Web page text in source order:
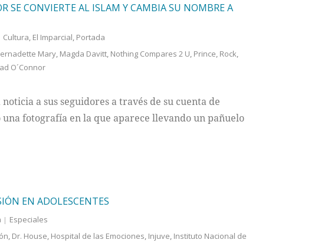
SE CONVIERTE AL ISLAM Y CAMBIA SU NOMBRE A
Cultura El Imparcial Portada
Mary, Magda Davitt, Nothing Compares 2 U Prince Rock
O´Connor
a sus seguidores a través de su cuenta de
fotografía en la que aparece llevando un pañuelo
EN ADOLESCENTES
Especiales
Dr. House Hospital de las Emociones Injuve Instituto Nacional de